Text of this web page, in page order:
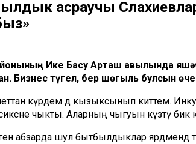
асраучы
Ике Басу Арташ авылында
Бизнес түгел, бер шөгыль булсын
күрдем дә кызыксынып киттем.
чыкты. Аларның чыгуын күзәтү бик
генә абзарда шул бытбылдыклар